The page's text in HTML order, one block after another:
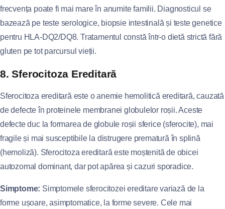
frecvența poate fi mai mare în anumite familii. Diagnosticul se
bazează pe teste serologice, biopsie intestinală și teste genetice
pentru HLA-DQ2/DQ8. Tratamentul constă într-o dietă strictă fără
gluten pe tot parcursul vieții.
8. Sferocitoza Ereditară
Sferocitoza ereditară este o anemie hemolitică ereditară, cauzată
de defecte în proteinele membranei globulelor roșii. Aceste
defecte duc la formarea de globule roșii sferice (sferocite), mai
fragile și mai susceptibile la distrugere prematură în splină
(hemoliză). Sferocitoza ereditară este moștenită de obicei
autozomal dominant, dar pot apărea și cazuri sporadice.
Simptome: Simptomele sferocitozei ereditare variază de la
forme ușoare, asimptomatice, la forme severe. Cele mai